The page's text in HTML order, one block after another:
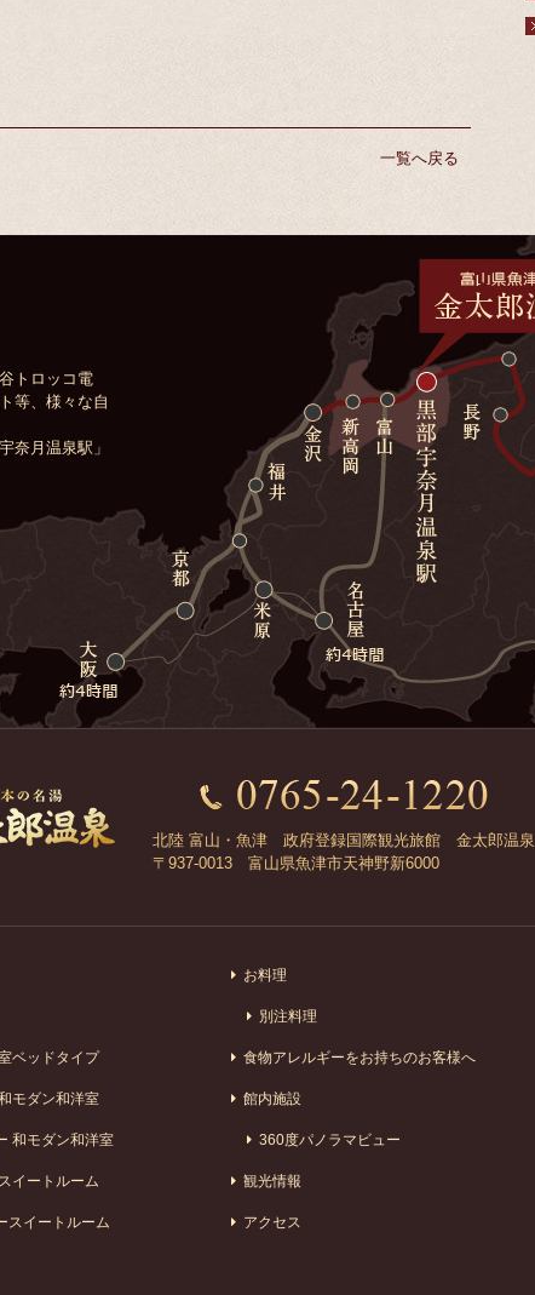
一覧へ戻る
トロッコ電
等、様々な自
奈月温泉駅」
北陸 富山・魚津 政府登録国際観光旅館 金太郎温泉
〒937-0013 富山県魚津市天神野新6000
ベッドタイプ
モダン和洋室
和モダン和洋室
イートルーム
スイートルーム
お料理
別注料理
食物アレルギーをお持ちのお客様へ
館内施設
360度パノラマビュー
観光情報
アクセス